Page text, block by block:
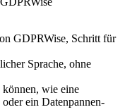
GDPRWise, Schritt für
Sprache, ohne
wie eine
ein Datenpannen-